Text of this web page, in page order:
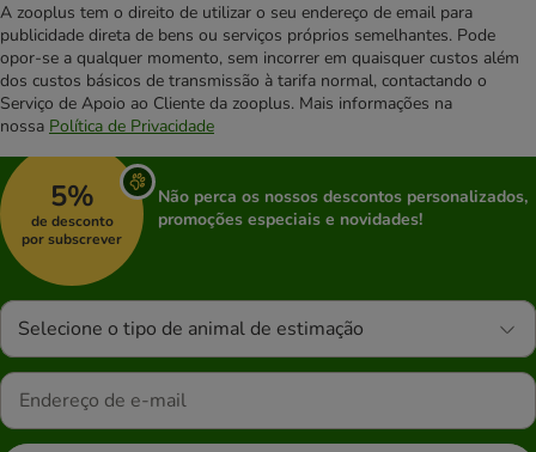
A zooplus tem o direito de utilizar o seu endereço de email para
publicidade direta de bens ou serviços próprios semelhantes. Pode
opor-se a qualquer momento, sem incorrer em quaisquer custos além
dos custos básicos de transmissão à tarifa normal, contactando o
Serviço de Apoio ao Cliente da zooplus. Mais informações na
nossa Política de Privacidade
5%
de desconto
por subscrever
Não perca os nossos descontos personalizados,
promoções especiais e novidades!
Selecione o tipo de animal de estimação